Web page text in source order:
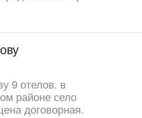
9 отелов. в
районе село
договорная.